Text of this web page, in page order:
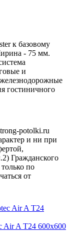
к базовому
- 75 мм.
и
гостиничного
potolki.ru
и ни при
Гражданского
по
от
Air A T24 600х600